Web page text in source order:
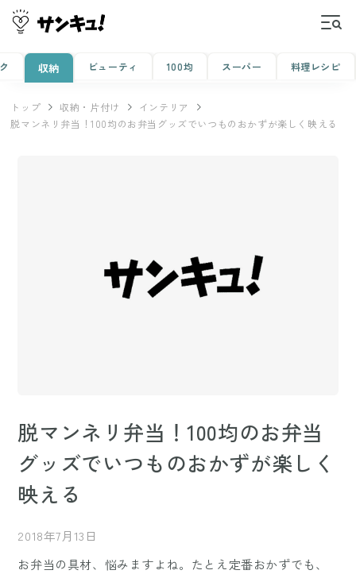
収納 ビューティ 100均 スーパー 料理レシピ
トップ 収納・片付け
インテリア
脱マンネリ弁当！100均のお弁当グッズでいつものおかずが楽しく映える
脱マンネリ弁当！100均のお弁当
グッズでいつものおかずが楽しく
映える
2018年7月13日
お弁当の具材、悩みますよね。たとえ定番おかずでも、